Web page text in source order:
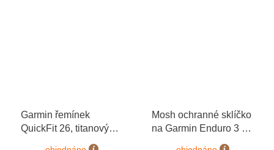
Garmin řemínek
QuickFit 26, titanový
Mosh ochranné sklíčko
na Garmin Enduro 3 +
mikrovláknový hadřík